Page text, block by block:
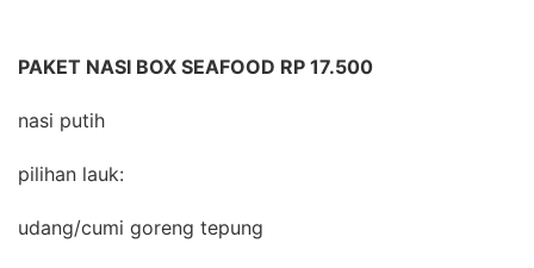
PAKET NASI BOX SEAFOOD RP 17.500
nasi putih
pilihan lauk:
udang/cumi goreng tepung